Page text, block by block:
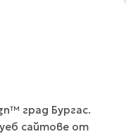
град Бургас.
сайтове от